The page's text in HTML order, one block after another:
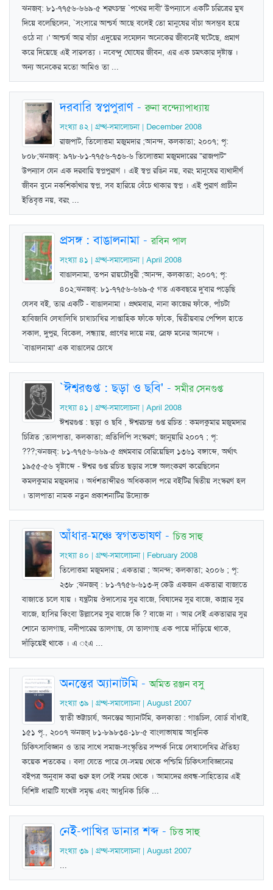
ঝনজব্‌: ৮১-৭৭৫৬-৬৬৯-৫ শরত্চন্দ্র `পথের দাবী' উপন্যাসে একটি চরিত্রের মুখ
দিয়ে বলেছিলেন, `সংসারে আশ্চর্য আছে বলেই তো মানুষের বাঁচা অসম্ভব হয়ে
ওঠে না ।' আশ্চর্য আর বাঁচা এদুয়ের সম্মেলন অনেকের জীবনেই ঘটেছে, প্রমাণ
করে দিয়েছে এই সারসত্য । নবেন্দু ঘোষের জীবন, এর এক চমত্কার দৃষ্টান্ত ।
অন্য অনেকের মতো আমিও তা ...
দরবারি স্বপ্নপুরাণ -রুনা বন্দ্যোপাধ্যায়
সংখ্যা ৪২ | গ্রম্থ-সমালোচনা | December 2008
রাজপাট, তিলোত্তমা মজুমদার ;আনন্দ, কলকাতা; ২০০৭; পৃ:
৮০৮;ঝনজব্‌: ৯৭৮-৮১-৭৭৫৬-৭৩৬-৬ তিলোত্তমা মজুমদারের "রাজপাট"
উপন্যাস যেন এক দরবারি স্বপ্নপুরাণ । এই স্বপ্ন রঙিন নয়, বরং মানুষের ব্যথাদীর্ণ
জীবন বুনে নকশিকাঁথার স্বপ্ন, সব হারিয়ে বেঁচে থাকার স্বপ্ন । এই পুরাণ প্রাচীন
ইতিবৃত্ত নয়, বরং ...
প্রসঙ্গ : বাঙালনামা-রবিন পাল
সংখ্যা ৪১ | গ্রম্থ-সমালোচনা | April 2008
বাঙালনামা, তপন রায়চৌধুরী ;আনন্দ, কলকাতা; ২০০৭; পৃ:
৪০২;ঝনজব্‌: ৮১-৭৭৫৬-৬৬৯-৫ গত একবছরে দু'বার পড়েছি
যেসব বই, তার একটি - বাঙালনামা । প্রথমবার, নানা কাজের ফাঁকে, পাঁচটা
হাবিজাবি লেখালিখি চাখাচাখির সাপ্তাহিক ফাঁকে ফাঁকে, দ্বিতীয়বার পেন্সিল হাতে
সকাল, দুপুর, বিকেল, সন্ধ্যায়, প্রাণের দায়ে নয়, স্রেফ মনের আনন্দে ।
`বাঙালনামা' এক বাঙালের চোখে
`ঈশ্বরগুপ্ত : ছড়া ও ছবি' -সমীর সেনগুপ্ত
সংখ্যা ৪১ | গ্রম্থ-সমালোচনা | April 2008
ঈশ্বরগুপ্ত : ছড়া ও ছবি , ঈশ্বরচন্দ্র গুপ্ত রচিত : কমলকুমার মজুমদার
চিত্রিত ;তালপাতা, কলকাতা; প্রতিলিপি সংস্করণ; জানুয়ারি ২০০৭ ; পৃ:
???;ঝনজব্‌: ৮১-৭৭৫৬-৬৬৯-৫ প্রথমবার বেরিয়েছিল ১৩৬১ বঙ্গাব্দে, অর্থাৎ
১৯৫৫-৫৬ খৃষ্টাব্দে - ঈশ্বর গুপ্ত রচিত ছড়ার সঙ্গে অলংকরণ করেছিলেন
কমলকুমার মজুমদার । অর্ধশতাব্দীরও অধিককাল পরে বইটির দ্বিতীয় সংস্করণ হল
। তালপাতা নামক নতুন প্রকাশনাটির উদ্যোক্ত
আঁধার-মঞ্চে স্বগতভাষণ -চিত্ত সাহু
সংখ্যা ৪০ | গ্রম্থ-সমালোচনা | February 2008
তিলোত্তমা মজুমদার ; একতারা ; আনন্দ; কলকাতা; ২০০৬ ; পৃ:
২৩৮ ;ঝনজব্‌ : ৮১-৭৭৫৬-৬১৩-দ্‌ কেউ একজন একতারা বাজাতে
বাজাতে চলে যায় । যন্ত্রটায় ঔদাস্যের সুর বাজে, বিষাদের সুর বাজে, কান্নার সুর
বাজে, হাসির কিংবা উল্লাসের সুর বাজে কি ? বাজে না । আর সেই একতারার সুর
শোনে তালগাছ, নদীপারের তালগাছ, যে তালগাছ এক পায়ে দাঁড়িয়ে থাকে,
দাঁড়িয়েই থাকে । এ ংএ ...
অনন্তের অ্যানাটমি-অমিত রঞ্জন বসু
সংখ্যা ৩৯ | গ্রম্থ-সমালোচনা | August 2007
স্বাতী ভট্টাচার্য, অনন্তের অ্যানাটমি, কলকাতা : গাঙচিল, বোর্ড বাঁধাই,
১৫১ পৃ., ২০০৭ ঝনজব্‌ ৮১-৮৯৮৩৪-১৮-৫ বাংলাভাষায় আধুনিক
চিকিত্সাবিজ্ঞান ও তার সাথে সমাজ-সংস্কৃতির সম্পর্ক নিয়ে লেখালেখির ঐতিহ্য
কয়েক শতকের । বলা যেতে পারে যে-সময় থেকে পশ্চিমি চিকিত্সাবিজ্ঞানের
বইপত্র অনুবাদ করা শুরু হল সেই সময় থেকে । আমাদের প্রবন্ধ-সাহিত্যের এই
বিশিষ্ট ধারাটি যথেষ্ট সমৃদ্ধ এবং আধুনিক চিকি ...
নেই-পাখির ডানার শব্দ-চিত্ত সাহু
সংখ্যা ৩৯ | গ্রম্থ-সমালোচনা | August 2007
...